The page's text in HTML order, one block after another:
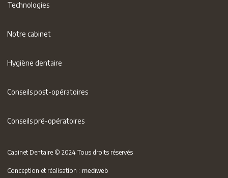
Technologies
Notre cabinet
Hygiène dentaire
Conseils post-opératoires
Conseils pré-opératoires
Cabinet Dentaire © 2024 Tous droits réservés
Conception et réalisation : mediweb